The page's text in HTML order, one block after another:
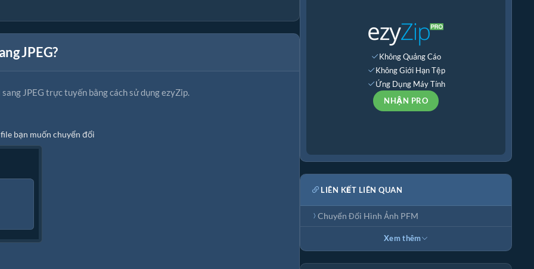
JPEG?
JPEG trực tuyến bằng cách sử dụng ezyZip.
bạn muốn chuyển đổi
Không Quảng Cáo
Không Giới Hạn Tệp
Ứng Dụng Máy Tính
NHẬN PRO
LIÊN KẾT LIÊN QUAN
Chuyển Đổi Hình Ảnh PFM
Xem thêm